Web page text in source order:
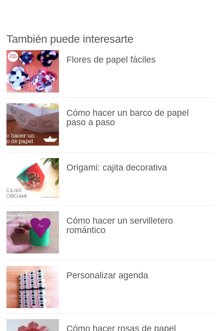
También puede interesarte
Flores de papel fáciles
Cómo hacer un barco de papel
paso a paso
Origami: cajita decorativa
Cómo hacer un servilletero
romántico
Personalizar agenda
Cómo hacer rosas de papel